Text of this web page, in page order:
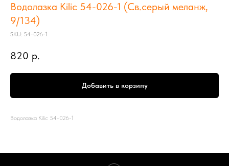
Водолазка Kilic 54-026-1 (Св.серый меланж,
9/134)
SKU: 54-026-1
820 р.
Добавить в корзину
Водолазка Kilic 54-026-1